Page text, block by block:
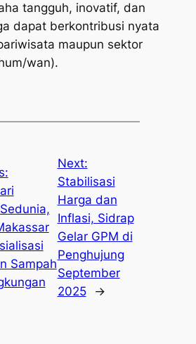
tangguh, inovatif, dan
dapat berkontribusi nyata
maupun sektor
wan).
Sampah
Next:
Stabilisasi
Harga dan
Inflasi, Sidrap
Gelar GPM di
Penghujung
September
2025
→